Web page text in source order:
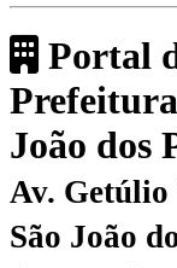
Portal
João dos
Av. Getúlio
São João